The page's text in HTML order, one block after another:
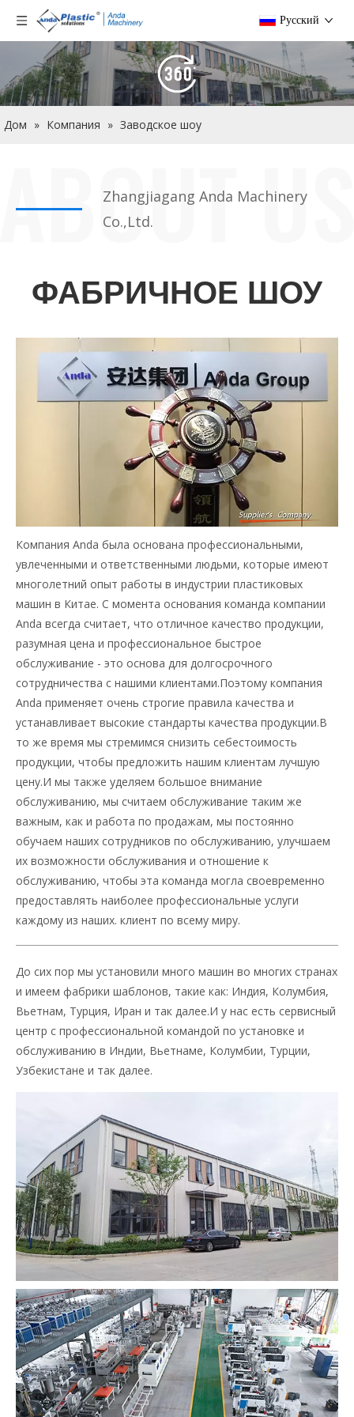
Pусский
Дом » Компания » Заводское шоу
Zhangjiagang Anda Machinery
Co.,Ltd.
ФАБРИЧНОЕ ШОУ
Компания Anda была основана профессиональными,
увлеченными и ответственными людьми, которые имеют
многолетний опыт работы в индустрии пластиковых
машин в Китае. С момента основания команда компании
Anda всегда считает, что отличное качество продукции,
разумная цена и профессиональное быстрое
обслуживание - это основа для долгосрочного
сотрудничества с нашими клиентами.Поэтому компания
Anda применяет очень строгие правила качества и
устанавливает высокие стандарты качества продукции.В
то же время мы стремимся снизить себестоимость
продукции, чтобы предложить нашим клиентам лучшую
цену.И мы также уделяем большое внимание
обслуживанию, мы считаем обслуживание таким же
важным, как и работа по продажам, мы постоянно
обучаем наших сотрудников по обслуживанию, улучшаем
их возможности обслуживания и отношение к
обслуживанию, чтобы эта команда могла своевременно
предоставлять наиболее профессиональные услуги
каждому из наших. клиент по всему миру.
До сих пор мы установили много машин во многих странах
и имеем фабрики шаблонов, такие как: Индия, Колумбия,
Вьетнам, Турция, Иран и так далее.И у нас есть сервисный
центр с профессиональной командой по установке и
обслуживанию в Индии, Вьетнаме, Колумбии, Турции,
Узбекистане и так далее.